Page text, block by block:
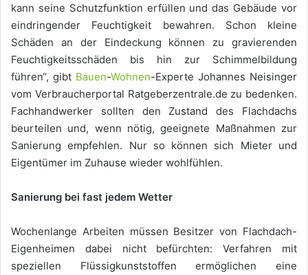
kann seine Schutzfunktion erfüllen und das Gebäude vor
eindringender Feuchtigkeit bewahren. Schon kleine
Schäden an der Eindeckung können zu gravierenden
Feuchtigkeitsschäden bis hin zur Schimmelbildung
führen“, gibt Bauen-Wohnen-Experte Johannes Neisinger
vom Verbraucherportal Ratgeberzentrale.de zu bedenken.
Fachhandwerker sollten den Zustand des Flachdachs
beurteilen und, wenn nötig, geeignete Maßnahmen zur
Sanierung empfehlen. Nur so können sich Mieter und
Eigentümer im Zuhause wieder wohlfühlen.
Sanierung bei fast jedem Wetter
Wochenlange Arbeiten müssen Besitzer von Flachdach-
Eigenheimen dabei nicht befürchten: Verfahren mit
speziellen Flüssigkunststoffen ermöglichen eine